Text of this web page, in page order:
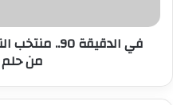
من
المونديال
في الدقيقة
من حلم